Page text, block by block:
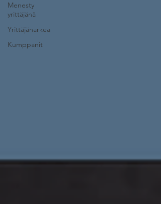
Menesty
yrittäjänä
Yrittäjänarkea
Kumppanit